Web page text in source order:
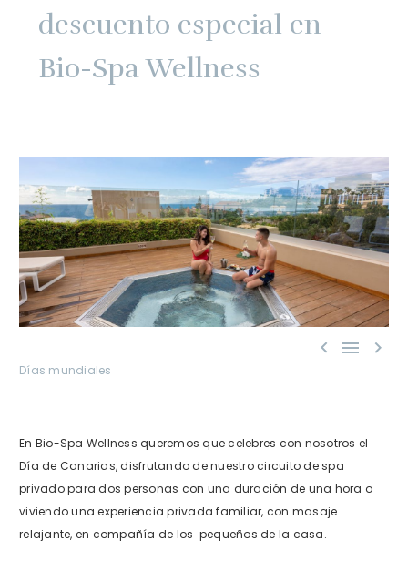
descuento especial en
Bio-Spa Wellness
  
Días mundiales
En Bio-Spa Wellness queremos que celebres con nosotros el
Día de Canarias, disfrutando de nuestro circuito de spa
privado para dos personas con una duración de una hora o
viviendo una experiencia privada familiar, con masaje
relajante, en compañía de los pequeños de la casa.